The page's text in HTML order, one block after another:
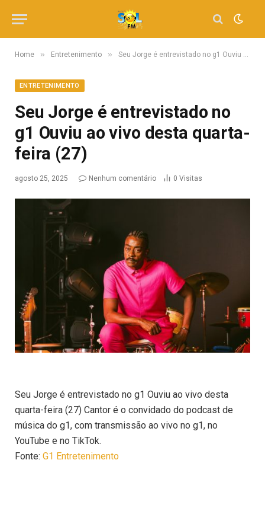
Home » Entretenimento » Seu Jorge é entrevistado no g1 Ouviu ao vivo desta quarta-feira (27)
ENTRETENIMENTO
Seu Jorge é entrevistado no
g1 Ouviu ao vivo desta quarta-
feira (27)
agosto 25, 2025 Nenhum comentário 0 Visitas
Seu Jorge é entrevistado no g1 Ouviu ao vivo desta
quarta-feira (27) Cantor é o convidado do podcast de
música do g1, com transmissão ao vivo no g1, no
YouTube e no TikTok.
Fonte: G1 Entretenimento